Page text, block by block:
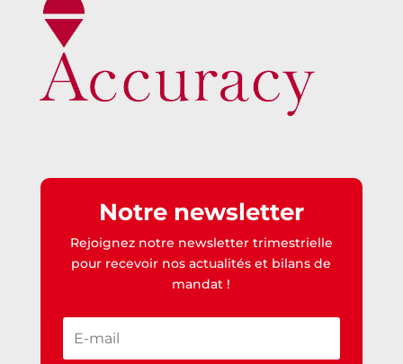
Notre newsletter
Rejoignez notre newsletter trimestrielle
pour recevoir nos actualités et bilans de
mandat !